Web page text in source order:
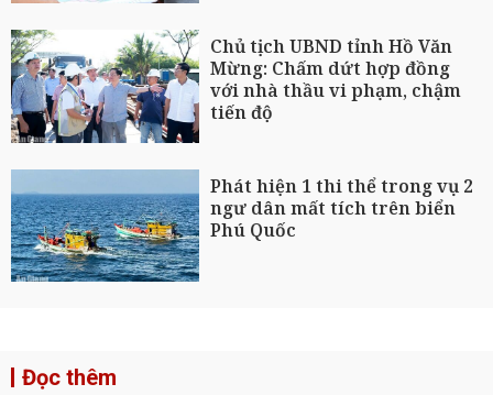
Chủ tịch UBND tỉnh Hồ Văn
Mừng: Chấm dứt hợp đồng
với nhà thầu vi phạm, chậm
tiến độ
Phát hiện 1 thi thể trong vụ 2
ngư dân mất tích trên biển
Phú Quốc
Đọc thêm